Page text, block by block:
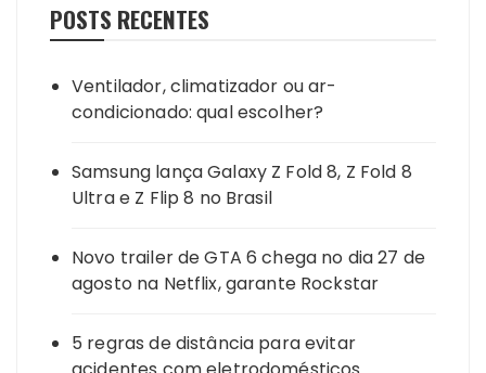
POSTS RECENTES
Ventilador, climatizador ou ar-
condicionado: qual escolher?
Samsung lança Galaxy Z Fold 8, Z Fold 8
Ultra e Z Flip 8 no Brasil
Novo trailer de GTA 6 chega no dia 27 de
agosto na Netflix, garante Rockstar
5 regras de distância para evitar